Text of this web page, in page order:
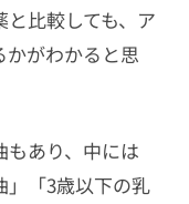
比較しても、ア
かがわかると思
もあり、中には
」「3歳以下の乳